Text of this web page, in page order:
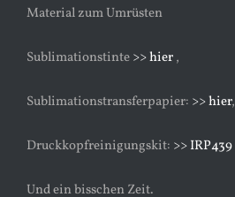
Material zum Umrüsten
Sublimationstinte>> hier,
Sublimationstransferpapier: >> hier,
Druckkopfreinigungskit: >> IRP439
Und ein bisschen Zeit.